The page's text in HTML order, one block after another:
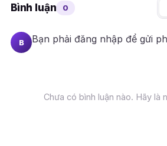
Bình luận 0
B Bạn phải đăng nhập để gửi
Chưa có bình luận nào. Hãy là